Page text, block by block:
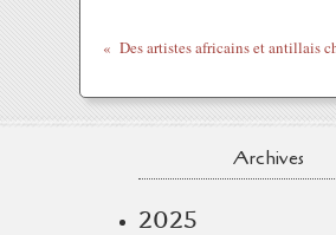
Archives
2025